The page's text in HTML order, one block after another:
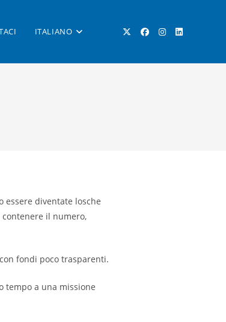
ITALIANO ATTIVA/DISATTIVA
essere diventate losche
il numero,
fondi poco trasparenti.
tempo a una missione